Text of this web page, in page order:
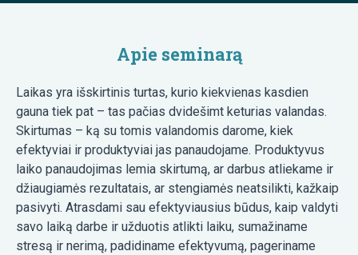
Apie seminarą
Laikas yra išskirtinis turtas, kurio kiekvienas kasdien
gauna tiek pat – tas pačias dvidešimt keturias valandas.
Skirtumas – ką su tomis valandomis darome, kiek
efektyviai ir produktyviai jas panaudojame. Produktyvus
laiko panaudojimas lemia skirtumą, ar darbus atliekame ir
džiaugiamės rezultatais, ar stengiamės neatsilikti, kažkaip
pasivyti. Atrasdami sau efektyviausius būdus, kaip valdyti
savo laiką darbe ir užduotis atlikti laiku, sumažiname
stresą ir nerimą, padidiname efektyvumą, pageriname